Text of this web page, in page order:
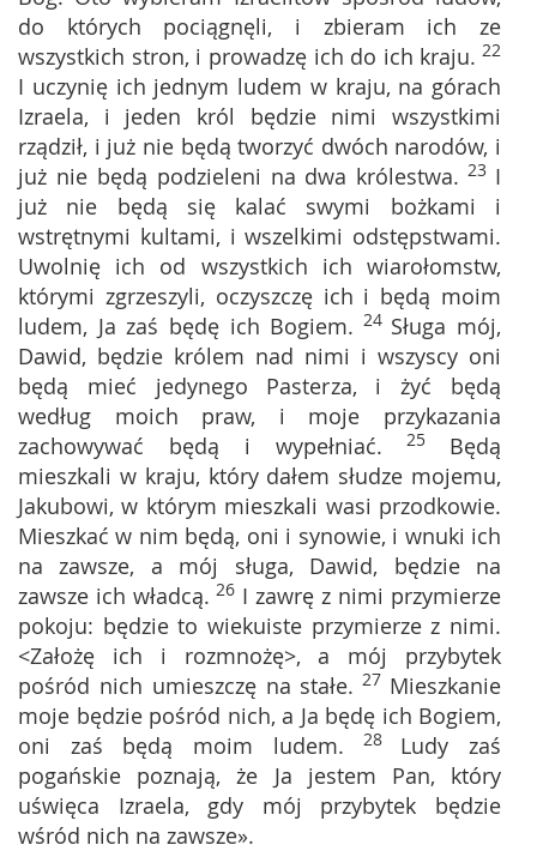
do których pociągnęli, i zbieram ich ze
wszystkich stron, i prowadzę ich do ich kraju. 22
I uczynię ich jednym ludem w kraju, na górach
Izraela, i jeden król będzie nimi wszystkimi
rządził, i już nie będą tworzyć dwóch narodów, i
już nie będą podzieleni na dwa królestwa. 23 I
już nie będą się kalać swymi bożkami i
wstrętnymi kultami, i wszelkimi odstępstwami.
Uwolnię ich od wszystkich ich wiarołomstw,
którymi zgrzeszyli, oczyszczę ich i będą moim
ludem, Ja zaś będę ich Bogiem. 24 Sługa mój,
Dawid, będzie królem nad nimi i wszyscy oni
będą mieć jedynego Pasterza, i żyć będą
według moich praw, i moje przykazania
zachowywać będą i wypełniać. 25 Będą
mieszkali w kraju, który dałem słudze mojemu,
Jakubowi, w którym mieszkali wasi przodkowie.
Mieszkać w nim będą, oni i synowie, i wnuki ich
na zawsze, a mój sługa, Dawid, będzie na
zawsze ich władcą. 26 I zawrę z nimi przymierze
pokoju: będzie to wiekuiste przymierze z nimi.
<Założę ich i rozmnożę>, a mój przybytek
pośród nich umieszczę na stałe. 27 Mieszkanie
moje będzie pośród nich, a Ja będę ich Bogiem,
oni zaś będą moim ludem. 28 Ludy zaś
pogańskie poznają, że Ja jestem Pan, który
uświęca Izraela, gdy mój przybytek będzie
wśród nich na zawsze».